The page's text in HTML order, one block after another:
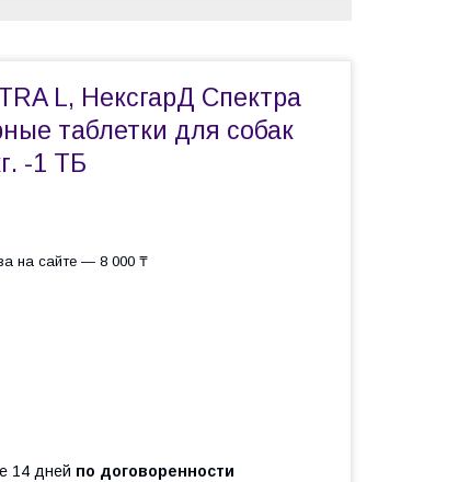
L, НексгарД Спектра
таблетки для собак
-1 ТБ
на сайте — 8 000 ₸
14 дней по договоренности